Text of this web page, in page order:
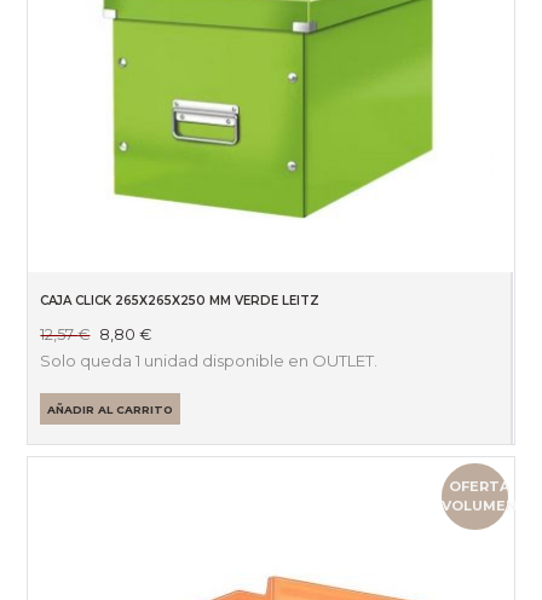
CAJA CLICK 265X265X250 MM VERDE LEITZ
12,57€ El
precio
era:
12,57 €.
8,80€El
precio
es:
8,80 €.
Solo queda 1 unidad disponible en OUTLET.
AÑADIR AL CARRITO
OFERTA
VOLUMEN